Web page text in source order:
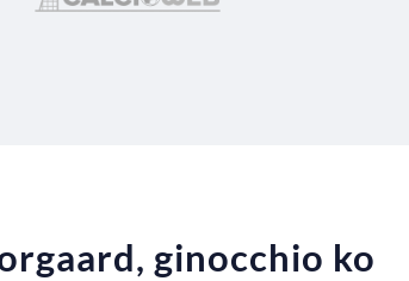
ginocchio ko